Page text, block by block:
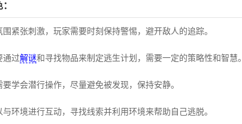
紧张刺激，玩家需要时刻保持警惕，避开敌人的追踪。
通过解谜和寻找物品来制定逃生计划，需要一定的策略性和智慧。
学会潜行操作，尽量避免被发现，保持安静。
环境进行互动，寻找线索并利用环境来帮助自己逃脱。